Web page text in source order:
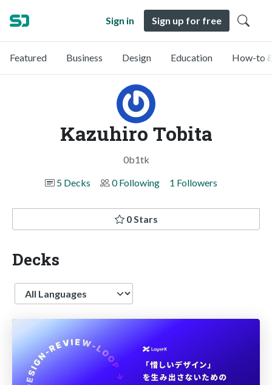
Sign in Sign up for free
Featured Business Design Education How-to
Kazuhiro Tobita
0b1tk
5 Decks
0 Following 1 Followers
0 Stars
Decks
Language